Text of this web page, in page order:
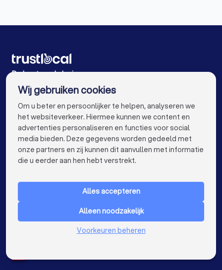
Webdesigners in Antwerpen
Webdesigners in Gent
Webdesigners in Brugge
Webdesigners in Leuven
Webdesigners in Mechelen
Webdesigners in Kortrijk
Webdesigners in Hasselt
Webdesigners in Sint-Niklaas
Webdesigners in Dendermonde
Webdesigners in Beringen
Webdesigners in Turnhout
De beste webdesigners voor u
VOOR PARTICULIEREN keyboard_arrow_down
Nederland
Wij gebruiken cookies
Om u beter en persoonlijker te helpen, analyseren we
het websiteverkeer. Hiermee kunnen we content en
advertenties personaliseren en functies voor social
media bieden. Deze gegevens worden gedeeld met
onze partners en zij kunnen dit aanvullen met informatie
die u eerder aan hen hebt verstrekt.
Alles accepteren
Alleen noodzakelijk
Voorkeuren beheren